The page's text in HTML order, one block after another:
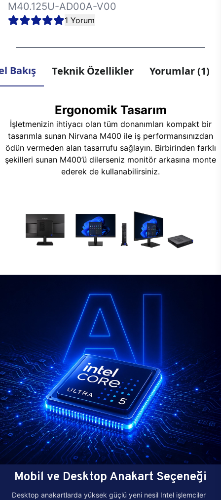
M40.125U-AD00A-V00
1 Yorum
Bakış Teknik Özellikler Yorumlar (1)
Ergonomik Tasarım
İşletmenizin ihtiyacı olan tüm donanımları kompakt bir
tasarımla sunan Nirvana M400 ile iş performansınızdan
ödün vermeden alan tasarrufu sağlayın. Birbirinden farklı
şekilleri sunan M400’ü dilerseniz monitör arkasına monte
ederek de kullanabilirsiniz.
Mobil ve Desktop Anakart Seçeneği
Desktop anakartlarda yüksek güçlü yeni nesil Intel işlemciler